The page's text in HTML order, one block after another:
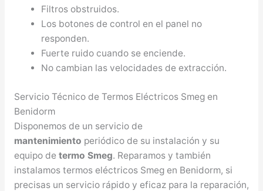
Filtros obstruidos.
Los botones de control en el panel no
responden.
Fuerte ruido cuando se enciende.
No cambian las velocidades de extracción.
Servicio Técnico de Termos Eléctricos Smeg en
Benidorm
Disponemos de un servicio de
mantenimiento periódico de su instalación y su
equipo de termo Smeg. Reparamos y también
instalamos termos eléctricos Smeg en Benidorm, si
precisas un servicio rápido y eficaz para la reparación,